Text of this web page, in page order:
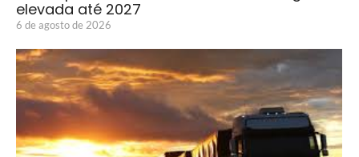
elevada até 2027
6 de agosto de 2026